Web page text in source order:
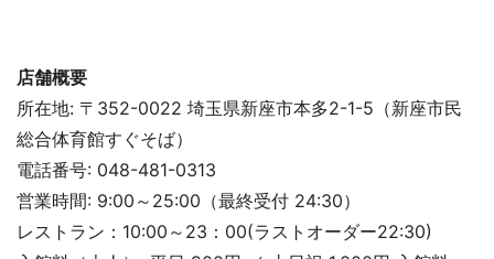
店舗概要
所在地: 〒352-0022 埼玉県新座市本多2-1-5（新座市民
総合体育館すぐそば）
電話番号: 048-481-0313
営業時間: 9:00～25:00（最終受付 24:30）
レストラン：10:00～23：00(ラストオーダー22:30)